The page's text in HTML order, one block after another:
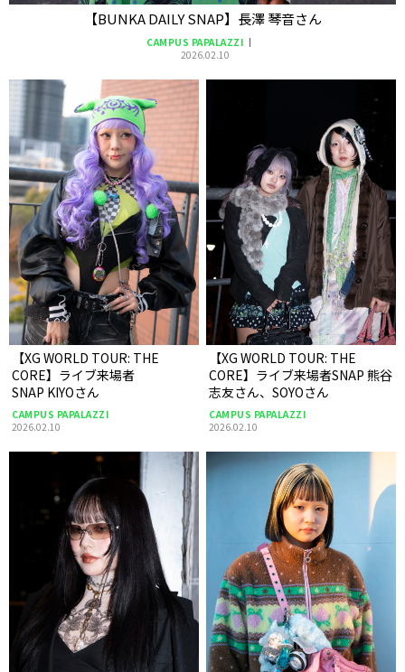
【BUNKA DAILY SNAP】長澤 琴音さん
CAMPUS PAPALAZZI
2026.02.10
【XG WORLD TOUR: THE
CORE】ライブ来場者
SNAP KIYOさん
CAMPUS PAPALAZZI
2026.02.10
【XG WORLD TOUR: THE
CORE】ライブ来場者SNAP 熊谷
志友さん、SOYOさん
CAMPUS PAPALAZZI
2026.02.10